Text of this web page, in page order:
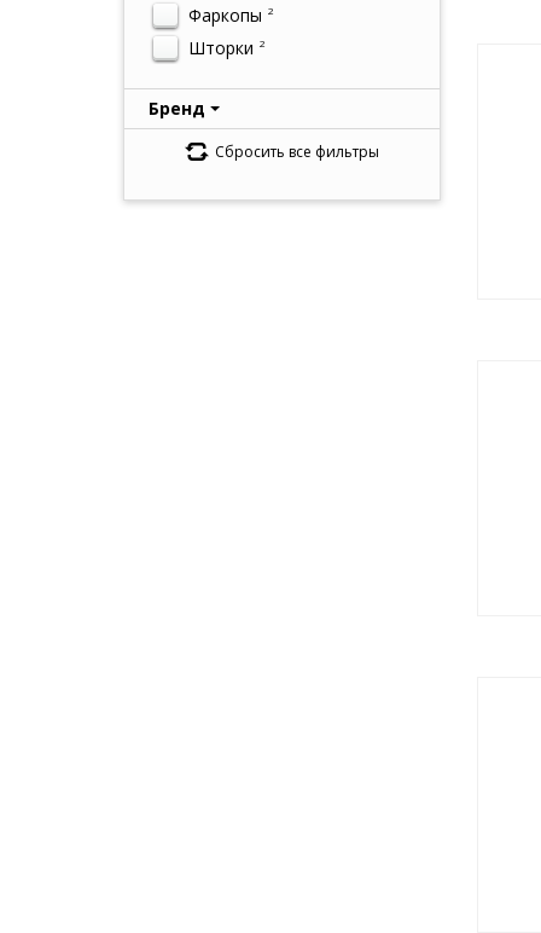
Фаркопы 2
Шторки 2
Бренд
Сбросить все фильтры